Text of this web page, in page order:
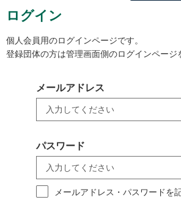
ログイン
個人会員用のログインページです。
登録団体の方は管理画面側のログインページ
メールアドレス
パスワード
メールアドレス・パスワードを